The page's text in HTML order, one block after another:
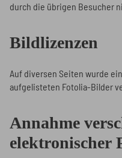
durch die übrigen Besucher
Bildlizenzen
Auf diversen Seiten wurde
aufgelisteten Fotolia-Bilder
Annahme
elektronischer